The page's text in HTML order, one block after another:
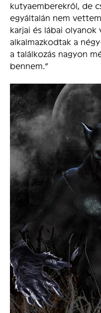
kutyaemberekről, de
egyáltalán nem
karjai és lábai
alkalmazkodtak a
a találkozás nagyon
bennem.”